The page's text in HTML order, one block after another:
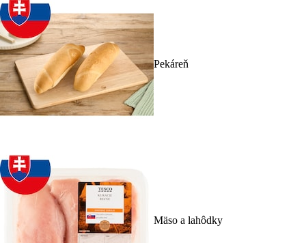
Pekáreň
Mäso a lahôdky